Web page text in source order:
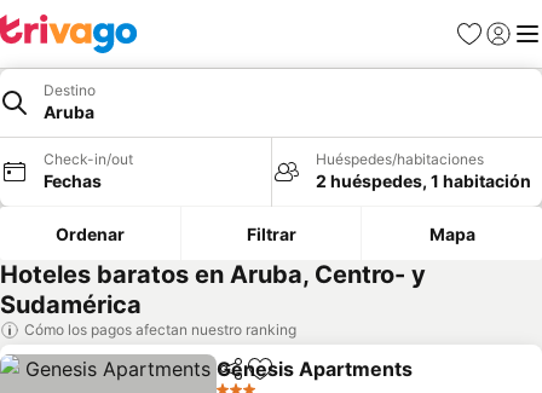
Favoritos
Iniciar
Destino
Aruba
Check-in/out
Fechas
Huéspedes/habitaciones
2 huéspedes, 1 habitación
Ordenar Filtrar Mapa
Hoteles baratos en Aruba, Centro- y
Sudamérica
Cómo los pagos afectan nuestro ranking
CompartirAgregar a favoritos
Genesis Apartments